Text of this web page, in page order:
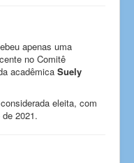
apenas uma
no Comitê
acadêmica Suely
eleita, com
2021.